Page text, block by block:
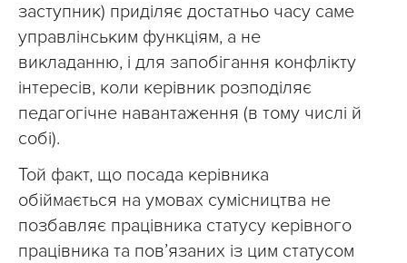
заступник) приділяє достатньо часу саме
управлінським функціям, а не
викладанню, і для запобігання конфлікту
інтересів, коли керівник розподіляє
педагогічне навантаження (в тому числі й
собі).
Той факт, що посада керівника
обіймається на умовах сумісництва не
позбавляє працівника статусу керівного
працівника та пов’язаних із цим статусом